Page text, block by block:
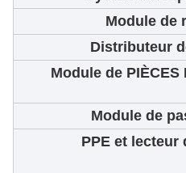
Module de
Distributeur
Module de PIÈCES
Module de
PPE et lecteur